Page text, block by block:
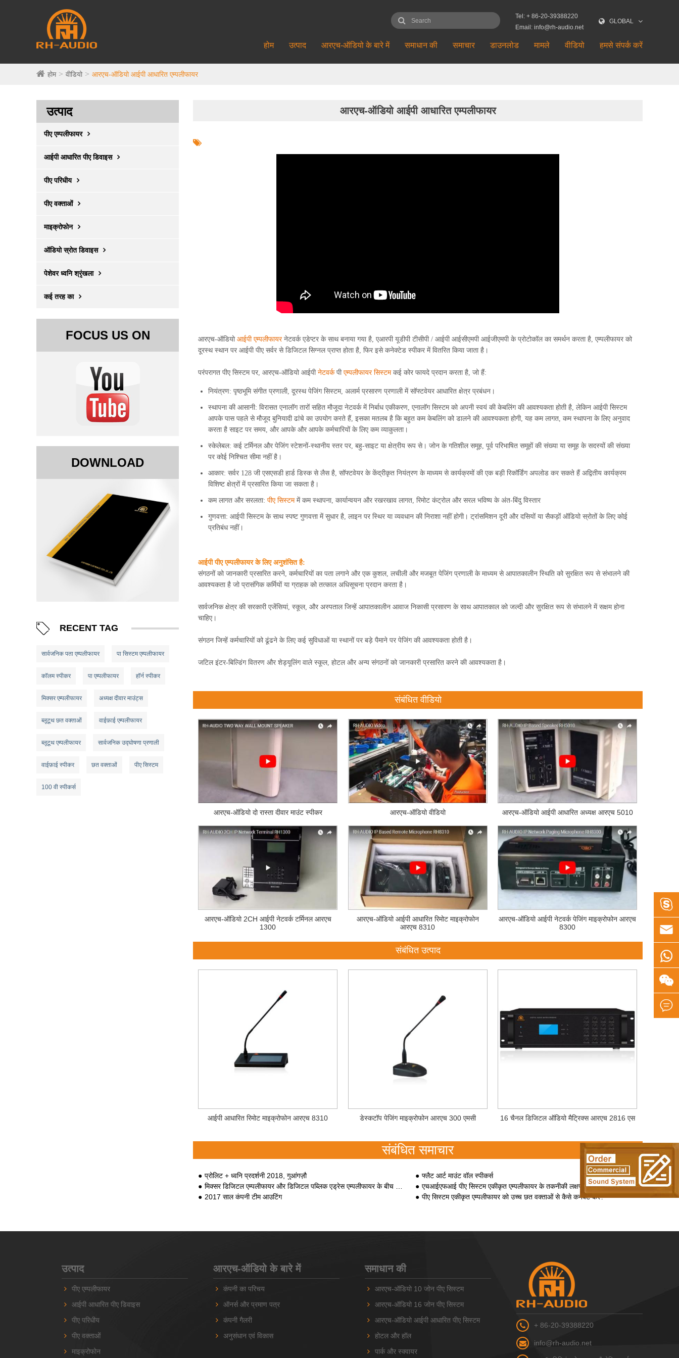
GLOBAL
Tel: + 86-20-39388220
Email: info@rh-audio.net
होम उत्पाद आरएच-ऑडियो के बारे में समाधान की समाचार डाउनलोड मामले वीडियो हमसे संपर्क करें
होम वीडियो आरएच-ऑडियो आईपी आधारित एम्पलीफायर
उत्पाद
पीए एम्पलीफायर
आईपी ​​आधारित पीए डिवाइस
पीए परिधीय
पीए वक्ताओं
माइक्रोफोन
ऑडियो स्रोत डिवाइस
पेशेवर ध्वनि श्रृंखला
कई तरह का
FOCUS US ON
DOWNLOAD
RECENT TAG
सार्वजनिक पता एम्पलीफायर पा सिस्टम एम्पलीफायर
कॉलम स्पीकर पा एम्पलीफायर हॉर्न स्पीकर
मिक्सर एम्पलीफायर अध्यक्ष दीवार माउंट्स
ब्लूटूथ छत वक्ताओं वाईफ़ाई एम्पलीफायर
ब्लूटूथ एम्पलीफायर सार्वजनिक उद्घोषणा प्रणाली
वाईफ़ाई स्पीकर छत वक्ताओं पीए सिस्टम
100 वी स्पीकर्स
आरएच-ऑडियो आईपी आधारित एम्पलीफायर
आरएच-ऑडियो आईपी ​​एम्पलीफायरनेटवर्क एडेप्टर के साथ बनाया गया है, एआरपी यूडीपी टीसीपी / आईपी आईसीएमपी आईजीएमपी के प्रोटोकॉल का समर्थन करता है, एम्पलीफायर को
दूरस्थ स्थान पर आईपी पीए सर्वर से डिजिटल सिग्नल प्राप्त होता है, फिर इसे कनेक्टेड स्पीकर में वितरित किया जाता है।
परंपरागत पीए सिस्टम पर, आरएच-ऑडियो आईपी नेटवर्कपी एम्पलीफायर सिस्टमकई कोर फायदे प्रदान करता है, जो हैं:
नियंत्रण: पृष्ठभूमि संगीत प्रणाली, दूरस्थ पेजिंग सिस्टम, अलार्म प्रसारण प्रणाली में सॉफ्टवेयर आधारित क्षेत्र प्रबंधन।
स्थापना की आसानी: विरासत एनालॉग तारों सहित मौजूदा नेटवर्क में निर्बाध एकीकरण, एनालॉग सिस्टम को अपनी स्वयं की केबलिंग की आवश्यकता होती है, लेकिन आईपी सिस्टम
आपके पास पहले से मौजूद बुनियादी ढांचे का उपयोग करते हैं, इसका मतलब है कि बहुत कम केबलिंग को डालने की आवश्यकता होगी, यह कम लागत, कम स्थापना के लिए अनुवाद
करता है साइट पर समय, और आपके और आपके कर्मचारियों के लिए कम व्याकुलता।
स्केलेबल: कई टर्मिनल और पेजिंग स्टेशनों-स्थानीय स्तर पर, बहु-साइट या क्षेत्रीय रूप से। जोन के गतिशील समूह, पूर्व परिभाषित समूहों की संख्या या समूह के सदस्यों की संख्या
पर कोई निश्चित सीमा नहीं है।
आकार: सर्वर 128 जी एसएसडी हार्ड डिस्क से लैस है, सॉफ्टवेयर के केंद्रीकृत नियंत्रण के माध्यम से कार्यक्रमों की एक बड़ी रिकॉर्डिंग अपलोड कर सकते हैं अद्वितीय कार्यक्रम
विशिष्ट क्षेत्रों में प्रसारित किया जा सकता है।
कम लागत और सरलता: पीए सिस्टममें कम स्थापना, कार्यान्वयन और रखरखाव लागत, रिमोट कंट्रोल और सरल भविष्य के अंत-बिंदु विस्तार
गुणवत्ता: आईपी सिस्टम के साथ स्पष्ट गुणवत्ता में सुधार है, लाइन पर स्थिर या व्यवधान की निराशा नहीं होगी। ट्रांसमिशन दूरी और दसियों या सैकड़ों ऑडियो स्रोतों के लिए कोई
प्रतिबंध नहीं।
आईपी ​​पीए एम्पलीफायर के लिए अनुशंसित है:
संगठनों को जानकारी प्रसारित करने, कर्मचारियों का पता लगाने और एक कुशल, लचीली और मजबूत पेजिंग प्रणाली के माध्यम से आपातकालीन स्थिति को सुरक्षित रूप से संभालने की
आवश्यकता है जो प्रासंगिक कर्मियों या ग्राहक को तत्काल अधिसूचना प्रदान करता है।
सार्वजनिक क्षेत्र की सरकारी एजेंसियां, स्कूल, और अस्पताल जिन्हें आपातकालीन आवाज निकासी प्रसारण के साथ आपातकाल को जल्दी और सुरक्षित रूप से संभालने में सक्षम होना
चाहिए।
संगठन जिन्हें कर्मचारियों को ढूंढने के लिए कई सुविधाओं या स्थानों पर बड़े पैमाने पर पेजिंग की आवश्यकता होती है।
जटिल इंटर-बिल्डिंग वितरण और शेड्यूलिंग वाले स्कूल, होटल और अन्य संगठनों को जानकारी प्रसारित करने की आवश्यकता है।
संबंधित वीडियो
आरएच-ऑडियो दो रास्ता दीवार माउंट स्पीकर आरएच-ऑडियो वीडियो आरएच-ऑडियो आईपी आधारित अध्यक्ष आरएच 5010
आरएच-ऑडियो 2CH आईपी नेटवर्क टर्मिनल आरएच
1300
आरएच-ऑडियो आईपी आधारित रिमोट माइक्रोफोन
आरएच 8310
आरएच-ऑडियो आईपी नेटवर्क पेजिंग माइक्रोफोन आरएच
8300
संबंधित उत्पाद
आईपी ​​आधारित रिमोट माइक्रोफोन आरएच 8310 डेस्कटॉप पेजिंग माइक्रोफोन आरएच 300 एमसी 16 चैनल डिजिटल ऑडियो मैट्रिक्स आरएच 2816 एस
संबंधित समाचार
प्रोलिट + ध्वनि प्रदर्शनी 2018, गुआंगज़ौ
फ्लैट आर्ट माउंट वॉल स्पीकर्स
मिक्सर डिजिटल एम्पलीफायर और डिजिटल पब्लिक एड्रेस एम्पलीफायर के बीच अंतर
एचआईएफआई पीए सिस्टम एकीकृत एम्पलीफायर के तकनीकी लक्षण
2017 साल कंपनी टीम आउटिंग
पीए सिस्टम एकीकृत एम्पलीफायर को उच्च छत वक्ताओं से कैसे कनेक्ट करें?
उत्पाद
पीए एम्पलीफायर
आईपी ​​आधारित पीए डिवाइस
पीए परिधीय
पीए वक्ताओं
माइक्रोफोन
आरएच-ऑडियो के बारे में
कंपनी का परिचय
ऑनर्स और प्रमाण पत्र
कंपनी गैलरी
अनुसंधान एवं विकास
समाधान की
आरएच-ऑडियो 10 जोन पीए सिस्टम
आरएच-ऑडियो 16 जोन पीए सिस्टम
आरएच-ऑडियो आईपी आधारित पीए सिस्टम
होटल और हॉल
पार्क और स्क्वायर
+ 86-20-39388220
info@rh-audio.net




